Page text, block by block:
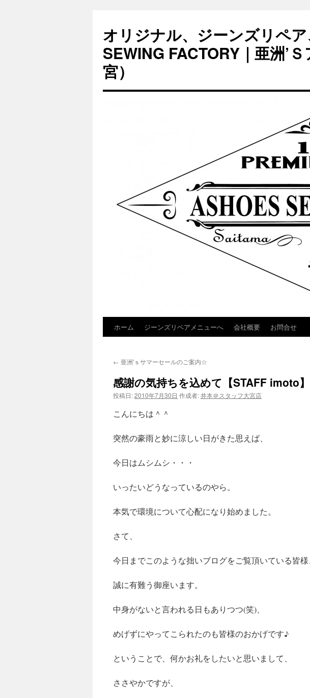
オリジナル、ジーンズリペ
SEWING FACTORY｜亜洲’
宮）
テ
ン
ス
キ
ホーム ジーンズリペアメニューへ 会社概要 お問合せ
← 亜洲'ｓサマーセールのご案内☆
感謝の気持ちを込めて【STAFF imoto】
投稿日:2010年7月30日 作成者:井本＠スタッフ大宮店
こんにちは＾＾
突然の豪雨と妙に涼しい日がきた思えば、
今日はムシムシ・・・
いったいどうなっているのやら。
本気で環境について心配になり始めました。
さて、
今日までこのような拙いブログをご覧頂いている皆様
誠に有難う御座います。
中身がないと言われる日もありつつ(笑)、
めげずにやってこられたのも皆様のおかげです♪
ということで、何かお礼をしたいと思いまして、
ささやかですが、